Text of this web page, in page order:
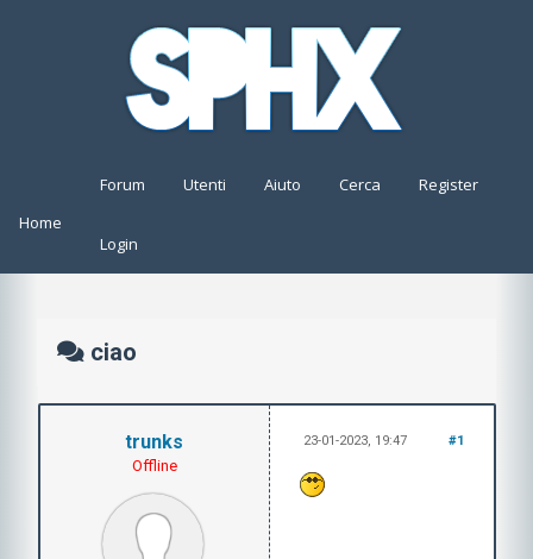
Home
Forum Utenti Aiuto Cerca Register
Login
ciao
trunks
Offline
#1
23-01-2023, 19:47